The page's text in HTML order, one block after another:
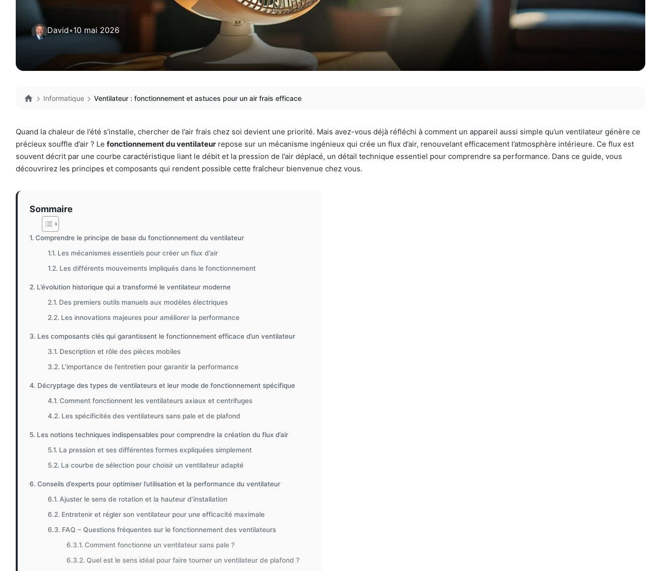
David•10 mai 2026
Informatique Ventilateur : fonctionnement et astuces pour un air frais efficace
Quand la chaleur de l’été s’installe, chercher de l’air frais chez soi devient une priorité. Mais avez-vous déjà réfléchi à comment un appareil aussi simple qu’un ventilateur génère ce
précieux souffle d’air ? Le fonctionnement du ventilateur repose sur un mécanisme ingénieux qui crée un flux d’air, renouvelant efficacement l’atmosphère intérieure. Ce flux est
souvent décrit par une courbe caractéristique liant le débit et la pression de l’air déplacé, un détail technique essentiel pour comprendre sa performance. Dans ce guide, vous
découvrirez les principes et composants qui rendent possible cette fraîcheur bienvenue chez vous.
Sommaire
Comprendre le principe de base du fonctionnement du ventilateur
Les mécanismes essentiels pour créer un flux d’air
Les différents mouvements impliqués dans le fonctionnement
L’évolution historique qui a transformé le ventilateur moderne
Des premiers outils manuels aux modèles électriques
Les innovations majeures pour améliorer la performance
Les composants clés qui garantissent le fonctionnement efficace d’un ventilateur
Description et rôle des pièces mobiles
L’importance de l’entretien pour garantir la performance
Décryptage des types de ventilateurs et leur mode de fonctionnement spécifique
Comment fonctionnent les ventilateurs axiaux et centrifuges
Les spécificités des ventilateurs sans pale et de plafond
Les notions techniques indispensables pour comprendre la création du flux d’air
La pression et ses différentes formes expliquées simplement
La courbe de sélection pour choisir un ventilateur adapté
Conseils d’experts pour optimiser l’utilisation et la performance du ventilateur
Ajuster le sens de rotation et la hauteur d’installation
Entretenir et régler son ventilateur pour une efficacité maximale
FAQ – Questions fréquentes sur le fonctionnement des ventilateurs
Comment fonctionne un ventilateur sans pale ?
Quel est le sens idéal pour faire tourner un ventilateur de plafond ?